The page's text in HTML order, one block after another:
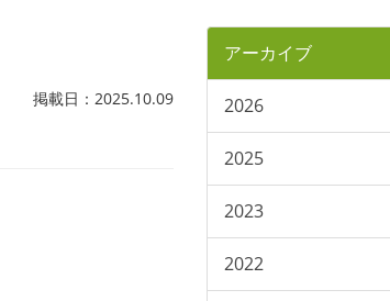
掲載日：2025.10.09
アーカイブ
2026
2025
2023
2022